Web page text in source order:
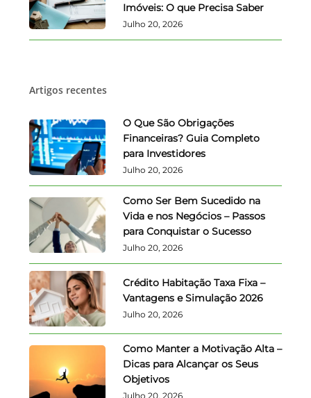
Imóveis: O que Precisa Saber
Julho 20, 2026
Artigos recentes
O Que São Obrigações
Financeiras? Guia Completo
para Investidores
Julho 20, 2026
Como Ser Bem Sucedido na
Vida e nos Negócios – Passos
para Conquistar o Sucesso
Julho 20, 2026
Crédito Habitação Taxa Fixa –
Vantagens e Simulação 2026
Julho 20, 2026
Como Manter a Motivação Alta –
Dicas para Alcançar os Seus
Objetivos
Julho 20, 2026